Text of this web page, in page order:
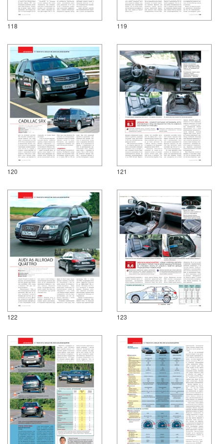
118 119
120 121
122 123